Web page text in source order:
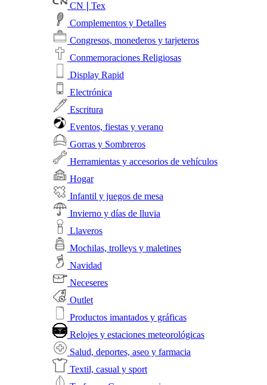
CN❘Tex
Complementos y Detalles
Congresos, monederos y tarjeteros
Conmemoraciones Religiosas
Display Rapid
Electrónica
Escritura
Eventos, fiestas y verano
Gorras y Sombreros
Herramientas y accesorios de vehículos
Hogar
Infantil y juegos de mesa
Invierno y días de lluvia
Llaveros
Mochilas, trolleys y maletines
Navidad
Neceseres
Outlet
Productos imantados y gráficas
Relojes y estaciones meteorológicas
Salud, deportes, aseo y farmacia
Textil, casual y sport